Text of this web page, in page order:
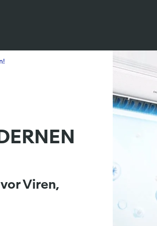
Viren,